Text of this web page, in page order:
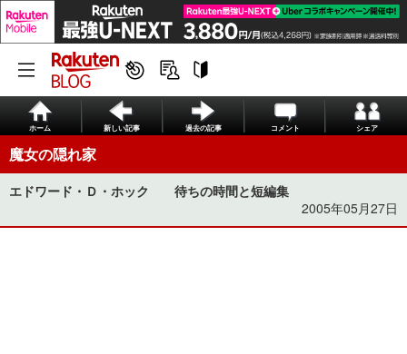
ホーム 新しい記事 過去の記事 コメント シェア
魔女の隠れ家
エドワード・Ｄ・ホック 待ちの時間と短編集
2005年05月27日